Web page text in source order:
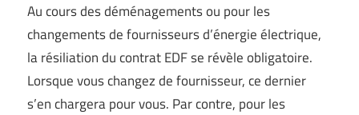
Au cours des déménagements ou pour les
changements de fournisseurs d’énergie électrique,
la résiliation du contrat EDF se révèle obligatoire.
Lorsque vous changez de fournisseur, ce dernier
s’en chargera pour vous. Par contre, pour les